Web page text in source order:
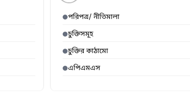
পরিপত্র/ নীতিমালা
চুক্তিসমূহ
চুক্তির কাঠামো
এপিএমএস